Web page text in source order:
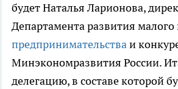
будет Наталья Ларионова,
Департамента развития малого
предпринимательстваи
Минэкономразвития России.
делегацию, в составе которой